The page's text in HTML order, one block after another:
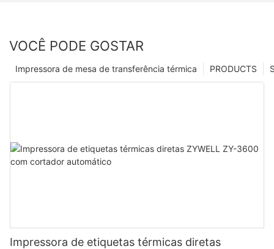
VOCÊ PODE GOSTAR
PRODUCTS
Impressora de mesa de transferência térmica
Impressora de etiquetas térmicas diretas